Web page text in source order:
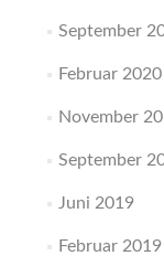
September
Februar 2020
November
September
Juni 2019
Februar 2019